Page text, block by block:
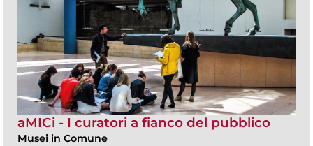
aMICi - I curatori a fianco del pubblico
Musei in Comune